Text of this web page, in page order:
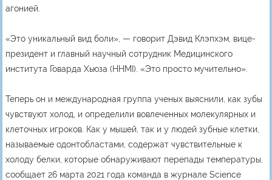
агонией.
«Это уникальный вид боли», — говорит Дэвид Клэпхэм, вице-
президент и главный научный сотрудник Медицинского
института Говарда Хьюза (HHMI). «Это просто мучительно».
Теперь он и международная группа ученых выяснили, как зубы
чувствуют холод, и определили вовлеченных молекулярных и
клеточных игроков. Как у мышей, так и у людей зубные клетки,
называемые одонтобластами, содержат чувствительные к
холоду белки, которые обнаруживают перепады температуры,
сообщает 26 марта 2021 года команда в журнале Science